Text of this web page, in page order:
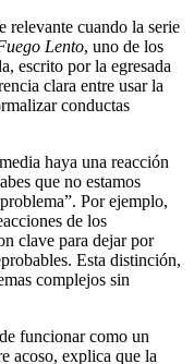
relevante cuando la serie
Lento, uno de los
escrito por la egresada
clara entre usar la
conductas
haya una reacción
que no estamos
Por ejemplo,
de los
clave para dejar por
Esta distinción,
complejos sin
funcionar como un
acoso, explica que la